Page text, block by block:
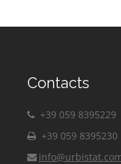
Contacts
+39 059 8395229
+39 059 8395230